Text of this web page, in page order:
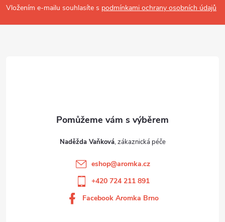
í
Vložením e-mailu souhlasíte s podmínkami ochrany osobních údajů
Naděžda Vaňková
eshop@aromka.cz
+420 724 211 891
Facebook Aromka Brno